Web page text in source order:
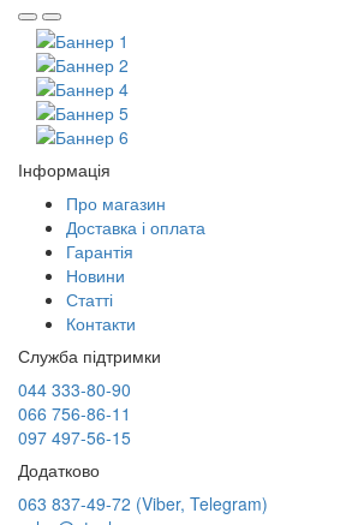
Інформація
Про магазин
Доставка і оплата
Гарантія
Новини
Статті
Контакти
Служба підтримки
044 333-80-90
066 756-86-11
097 497-56-15
Додатково
063 837-49-72 (Viber, Telegram)